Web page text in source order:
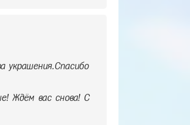
украшения.Спасибо
Ждём вас снова! С